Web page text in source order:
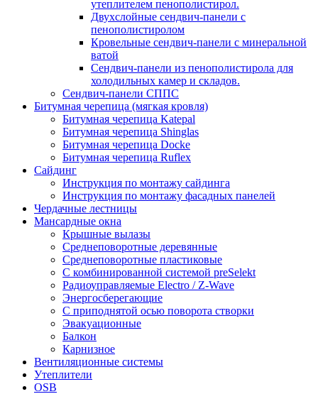
утеплителем пенополистирол.
Двухслойные сендвич-панели с
пенополистиролом
Кровельные сендвич-панели с минеральной
ватой
Сендвич-панели из пенополистирола для
холодильных камер и складов.
Сендвич-панели СППС
Битумная черепица (мягкая кровля)
Битумная черепица Katepal
Битумная черепица Shinglas
Битумная черепица Docke
Битумная черепица Ruflex
Сайдинг
Инструкция по монтажу сайдинга
Инструкция по монтажу фасадных панелей
Чердачные лестницы
Мансардные окна
Крышные вылазы
Среднеповоротные деревянные
Среднеповоротные пластиковые
C комбинированной системой preSelekt
Радиоуправляемые Electro / Z-Wave
Энергосберегающие
С приподнятой осью поворота створки
Эвакуационные
Балкон
Карнизное
Вентиляционные системы
Утеплители
OSB